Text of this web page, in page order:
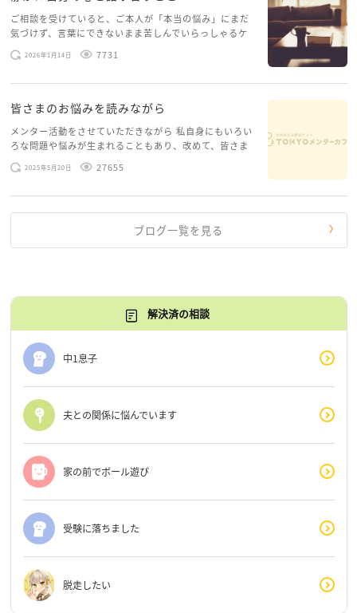
ご相談を受けていると、ご本人が「本当の悩み」にまだ
気づけず、言葉にできないまま苦しんでいらっしゃるケ
ースがありますお悩みというのは、心の深いところ（深
層心理）に触れることで、まったく違う角度から解決の
2026年1月14日 7731
皆さまのお悩みを読みながら
メンター活動をさせていただきながら 私自身にもいろい
ろな問題や悩みが生まれることもあり、改めて、皆さま
のお悩みを読みながら 「みんな、もがいてる。わたし
だけじゃないんだな」と、逆に励まされるような日々で
2025年5月20日 27655
ブログ一覧を見る
解決済の相談
中1息子
夫との関係に悩んでいます
家の前でボール遊び
受験に落ちました
脱走したい